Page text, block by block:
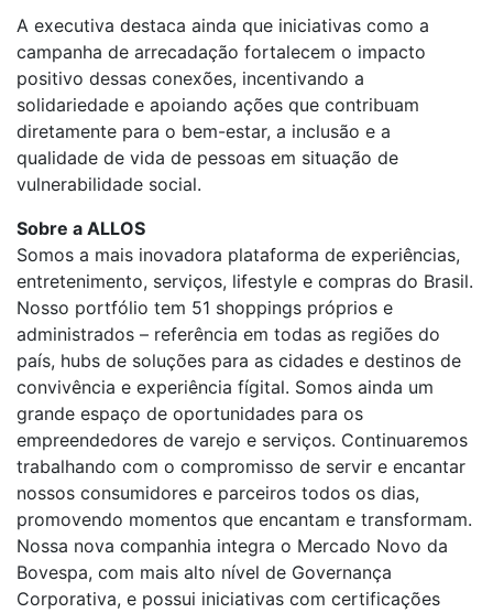
A executiva destaca ainda que iniciativas como a
campanha de arrecadação fortalecem o impacto
positivo dessas conexões, incentivando a
solidariedade e apoiando ações que contribuam
diretamente para o bem-estar, a inclusão e a
qualidade de vida de pessoas em situação de
vulnerabilidade social.
Sobre a ALLOS
Somos a mais inovadora plataforma de experiências,
entretenimento, serviços, lifestyle e compras do Brasil.
Nosso portfólio tem 51 shoppings próprios e
administrados – referência em todas as regiões do
país, hubs de soluções para as cidades e destinos de
convivência e experiência fígital. Somos ainda um
grande espaço de oportunidades para os
empreendedores de varejo e serviços. Continuaremos
trabalhando com o compromisso de servir e encantar
nossos consumidores e parceiros todos os dias,
promovendo momentos que encantam e transformam.
Nossa nova companhia integra o Mercado Novo da
Bovespa, com mais alto nível de Governança
Corporativa, e possui iniciativas com certificações